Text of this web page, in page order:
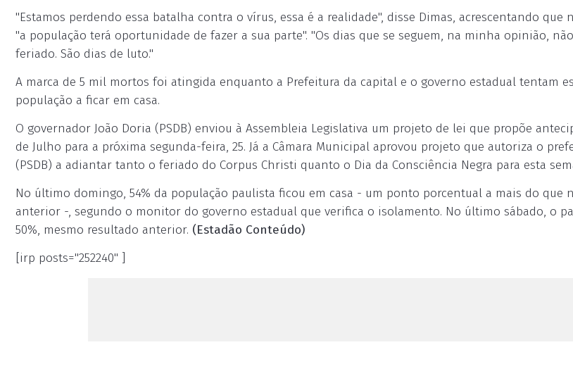
"Estamos perdendo essa batalha contra o vírus, essa é a realidade", disse Dimas, acrescentando que
"a população terá oportunidade de fazer a sua parte". "Os dias que se seguem, na minha opinião,
feriado. São dias de luto."
A marca de 5 mil mortos foi atingida enquanto a Prefeitura da capital e o governo estadual tentam
população a ficar em casa.
O governador João Doria (PSDB) enviou à Assembleia Legislativa um projeto de lei que propõe
de Julho para a próxima segunda-feira, 25. Já a Câmara Municipal aprovou projeto que autoriza o
(PSDB) a adiantar tanto o feriado do Corpus Christi quanto o Dia da Consciência Negra para esta
No último domingo, 54% da população paulista ficou em casa - um ponto porcentual a mais do que
anterior -, segundo o monitor do governo estadual que verifica o isolamento. No último sábado, o
50%, mesmo resultado anterior. (Estadão Conteúdo)
[irp posts="252240" ]